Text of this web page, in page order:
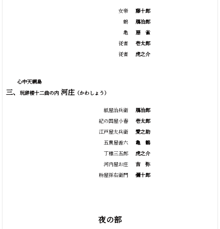
女帝
鶴
亀
従者
従者
藤十郎
鴈治郎
扇
雀
壱太郎
虎之介
心中天網島
三、 玩辞楼十二曲の内河庄（かわしょう）
紙屋治兵衛
紀の国屋小春
江戸屋太兵衛
五貫屋善六
丁稚三五郎
河内屋お庄
粉屋孫右衛門
鴈治郎
壱太郎
愛之助
亀
鶴
虎之介
吉
弥
彌十郎
夜の部